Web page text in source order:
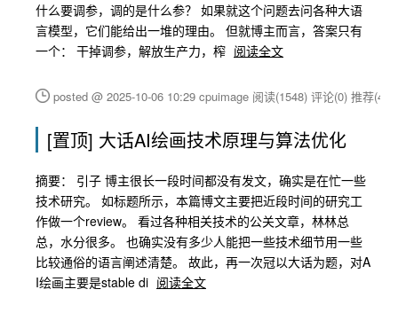
什么要调参，调的是什么参？ 如果就这个问题去问各种大语
言模型，它们能给出一堆的理由。 但就博主而言，答案只有
一个： 干掉调参，解放生产力，榨 阅读全文
posted @ 2025-10-06 10:29 cpuimage 阅读(1548) 评论(0) 推荐(4)
[置顶] 大话AI绘画技术原理与算法优化
摘要： 引子 博主很长一段时间都没有发文，确实是在忙一些
技术研究。 如标题所示，本篇博文主要把近段时间的研究工
作做一个review。 看过各种相关技术的公关文章，林林总
总，水分很多。 也确实没有多少人能把一些技术细节用一些
比较通俗的语言阐述清楚。 故此，再一次冠以大话为题，对A
I绘画主要是stable di 阅读全文